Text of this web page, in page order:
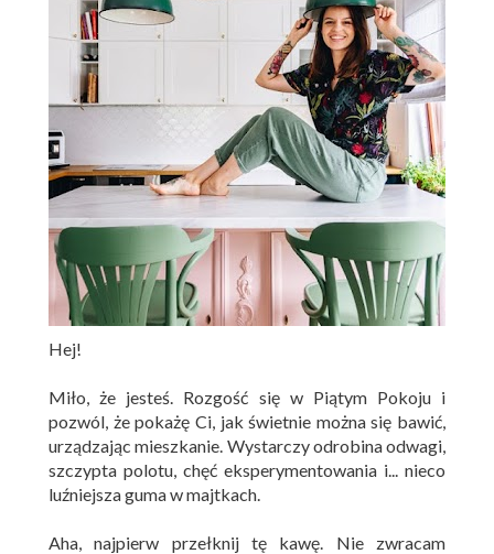
Hej!
Miło, że jesteś. Rozgość się w Piątym Pokoju i
pozwól, że pokażę Ci, jak świetnie można się bawić,
urządzając mieszkanie. Wystarczy odrobina odwagi,
szczypta polotu, chęć eksperymentowania i... nieco
luźniejsza guma w majtkach.
Aha, najpierw przełknij tę kawę. Nie zwracam